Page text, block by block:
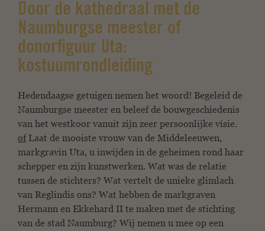
Door de kathedraal met de
Naumburgse meester of
donorfiguur Uta:
kostuumrondleiding
Hedendaagse getuigen nemen het woord! Begeleid de
Naumburgse meester en beleef de bouwgeschiedenis
van het westkoor vanuit zijn zeer persoonlijke visie.
ofLaat de mooiste vrouw van de Middeleeuwen,
markgravin Uta, u inwijden in de geheimen rond haar
schepper en zijn kunstwerken. Wat was de relatie
tussen de stichters? Wat vertelt de unieke glimlach
van Reglindis ons? Wat hebben de markgraven
Hermann en Ekkehard II te maken met de stichting
van de stad Naumburg? Wij nemen u mee op een